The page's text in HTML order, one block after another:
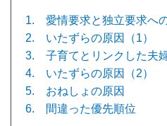
1. 愛情要求と独立要求へ
2. いたずらの原因（1）
3. 子育てとリンクした夫
4. いたずらの原因（2）
5. おねしょの原因
6. 間違った優先順位